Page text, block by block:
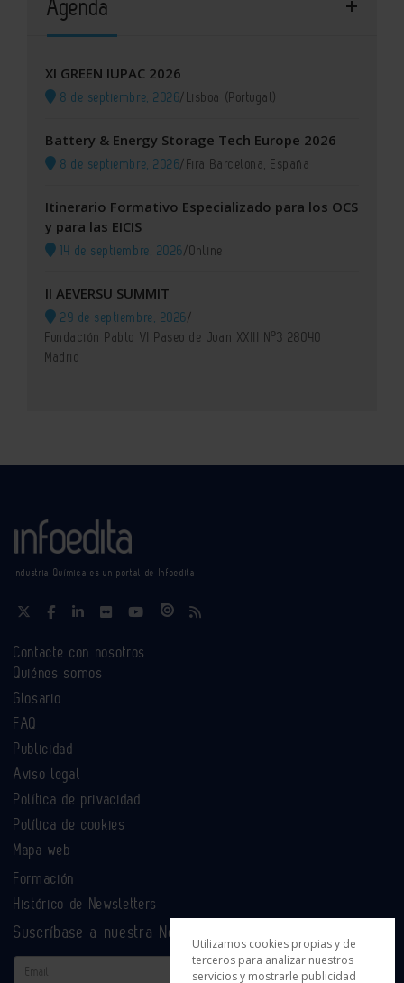
Agenda
XI GREEN IUPAC 2026
8 de septiembre, 2026/Lisboa (Portugal)
Battery & Energy Storage Tech Europe 2026
8 de septiembre, 2026/Fira Barcelona, España
Itinerario Formativo Especializado para los OCS
y para las EICIS
14 de septiembre, 2026/Online
II AEVERSU SUMMIT
29 de septiembre, 2026/
Fundación Pablo VI Paseo de Juan XXIII Nº3 28040
Madrid
Industria Química es un portal de Infoedita
Contacte con nosotros
Quiénes somos
Glosario
FAQ
Publicidad
Aviso legal
Política de privacidad
Política de cookies
Mapa web
Formación
Histórico de Newsletters
Suscríbase a nuestra Newsletter
Email
Utilizamos cookies propias y de
terceros para analizar nuestros
servicios y mostrarle publicidad